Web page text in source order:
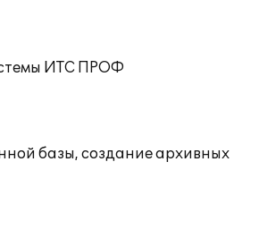
ИТС ПРОФ
базы, создание архивных